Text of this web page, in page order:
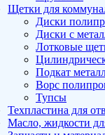
Щетки для
Диски
Диски с
Лотковые
Подкат
Ворс
Тупсы
Техпластина для
Масло, жидкости